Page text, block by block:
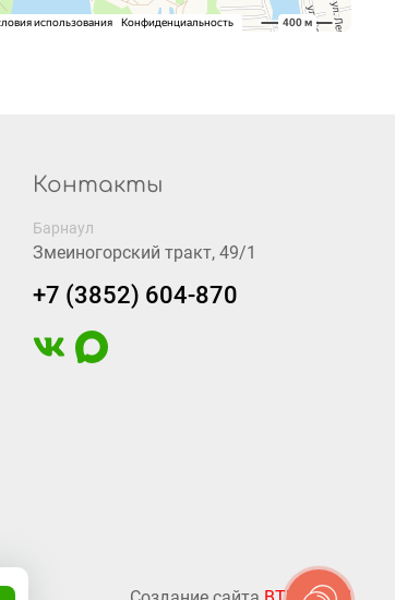
Контакты
Барнаул
Змеиногорский тракт, 49/1
+7 (3852) 604-870